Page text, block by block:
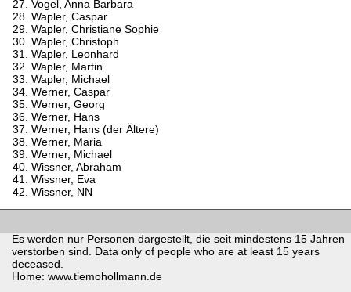
Vogel, Anna Barbara
Wapler, Caspar
Wapler, Christiane Sophie
Wapler, Christoph
Wapler, Leonhard
Wapler, Martin
Wapler, Michael
Werner, Caspar
Werner, Georg
Werner, Hans
Werner, Hans (der Ältere)
Werner, Maria
Werner, Michael
Wissner, Abraham
Wissner, Eva
Wissner, NN
Es werden nur Personen dargestellt, die seit mindestens 15 Jahren
verstorben sind. Data only of people who are at least 15 years
deceased.
Home: www.tiemohollmann.de